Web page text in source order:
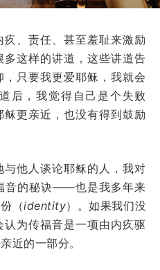
、责任、甚至羞耻来激励
这样的讲道，这些讲道告
只要我更爱耶稣，我就会
后，我觉得自己是个失败
更亲近，也没有得到鼓励
他人谈论耶稣的人，我对
音的秘诀——也是我多年来
（identity）。如果我们没
为传福音是一项由内疚驱
近的一部分。